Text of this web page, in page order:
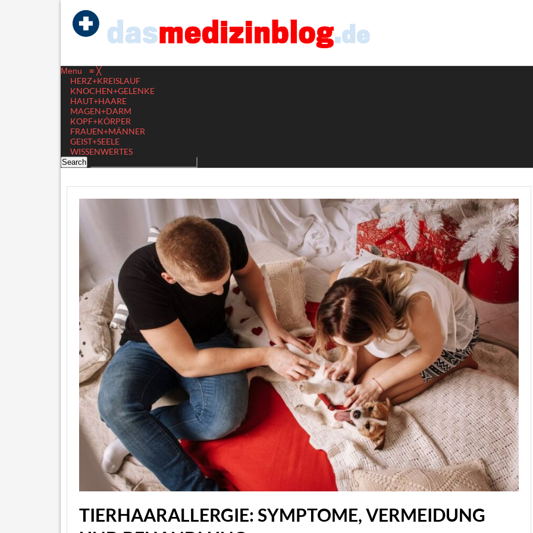
Menu ≡ ╳
HERZ+KREISLAUF
KNOCHEN+GELENKE
HAUT+HAARE
MAGEN+DARM
KOPF+KÖRPER
FRAUEN+MÄNNER
GEIST+SEELE
WISSENWERTES
TIERHAARALLERGIE: SYMPTOME, VERMEIDUNG
JUNI 4, 2024
BEI DER
ROSAZEA »